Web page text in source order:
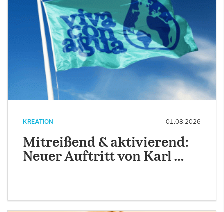
KREATION 01.08.2026
Mitreißend & aktivierend:
Neuer Auftritt von Karl …